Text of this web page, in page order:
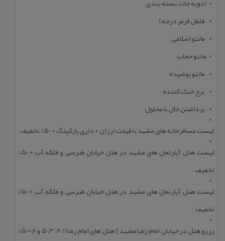
ادویه جات بسته بندی
فلفل قرمز درجه 1
مانتو اسلامی
مانتو حجاب
مانتو پوشیده
برج خنک کننده
برداشتن خال با محلول
لیست مسافرخانه های مشهد با قیمت ارزان + داری پارکینگ + 50% تخفیف
لیست هتل آپارتمان های مشهد در هتل خیابان طبرسی و فلکه آب + 50%
تخفیف
لیست هتل آپارتمان های مشهد در هتل خیابان طبرسی و فلکه آب + 50%
تخفیف
رزرو هتل در خیابان امام رضا مشهد | هتل‌ های امام رضا 1، 2، 3، 5 و 8+50%